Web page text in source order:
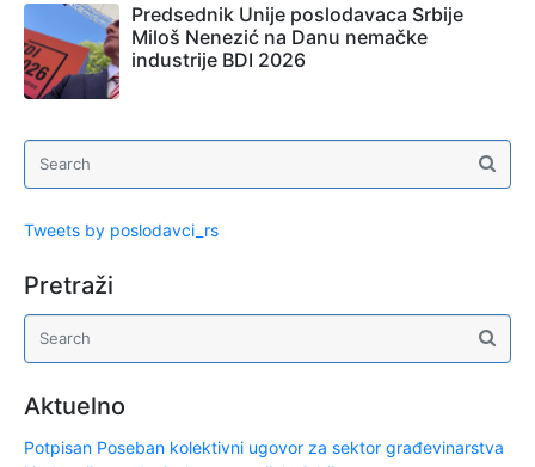
Predsednik Unije poslodavaca Srbije
Miloš Nenezić na Danu nemačke
industrije BDI 2026
Tweets by poslodavci_rs
Pretraži
Aktuelno
Potpisan Poseban kolektivni ugovor za sektor građevinarstva